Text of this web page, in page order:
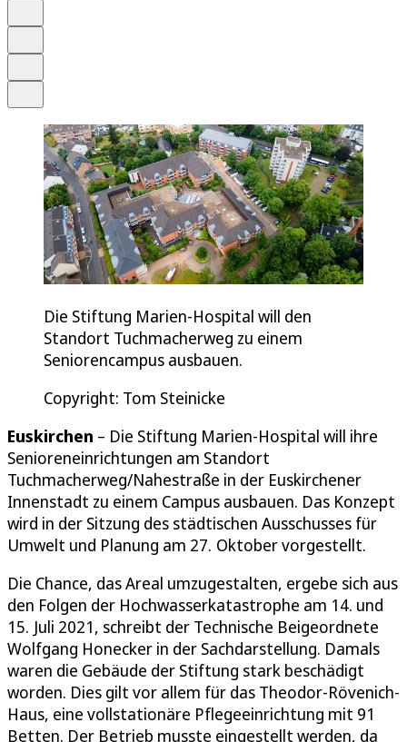
Die Stiftung Marien-Hospital will den
Standort Tuchmacherweg zu einem
Seniorencampus ausbauen.
Copyright: Tom Steinicke
Euskirchen – Die Stiftung Marien-Hospital will ihre
Senioreneinrichtungen am Standort
Tuchmacherweg/Nahestraße in der Euskirchener
Innenstadt zu einem Campus ausbauen. Das Konzept
wird in der Sitzung des städtischen Ausschusses für
Umwelt und Planung am 27. Oktober vorgestellt.
Die Chance, das Areal umzugestalten, ergebe sich aus
den Folgen der Hochwasserkatastrophe am 14. und
15. Juli 2021, schreibt der Technische Beigeordnete
Wolfgang Honecker in der Sachdarstellung. Damals
waren die Gebäude der Stiftung stark beschädigt
worden. Dies gilt vor allem für das Theodor-Rövenich-
Haus, eine vollstationäre Pflegeeinrichtung mit 91
Betten. Der Betrieb musste eingestellt werden, da